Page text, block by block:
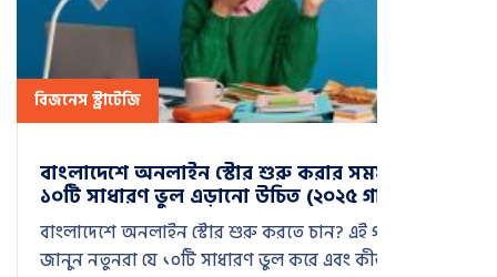
বিজনেস স্ট্রাটেজি
বাংলাদেশে অনলাইন স্টোর শুরু করার সময় যে
১০টি সাধারণ ভুল এড়ানো উচিত (২০২৫ গাইড)
বাংলাদেশে অনলাইন স্টোর শুরু করতে চান? এই গাইডে
জানুন নতুনরা যে ১০টি সাধারণ ভুল করে এবং কীভাবে